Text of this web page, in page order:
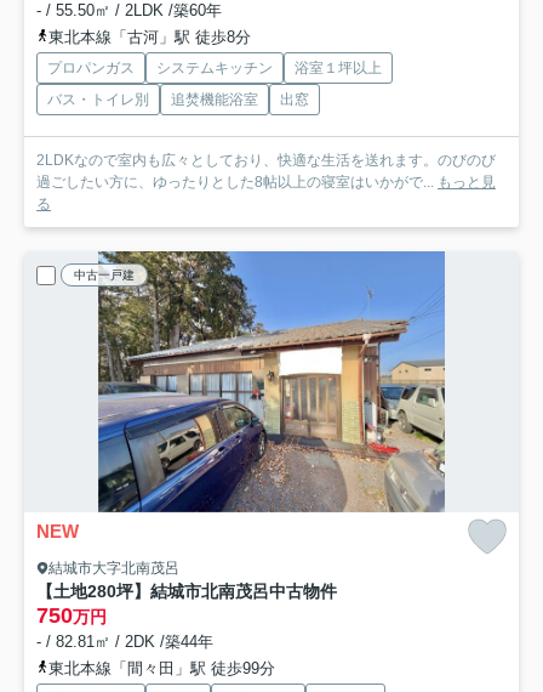
- / 55.50㎡ / 2LDK /築60年
東北本線「古河」駅 徒歩8分
プロパンガス システムキッチン
浴室１坪以上
バス・トイレ別
追焚機能浴室 出窓
2LDKなので室内も広々としており、快適な生活を送れます。のびのび
過ごしたい方に、ゆったりとした8帖以上の寝室はいかがで... もっと見
る
中古一戸建
NEW
結城市大字北南茂呂
【土地280坪】結城市北南茂呂中古物件
750万円
- / 82.81㎡ / 2DK /築44年
東北本線「間々田」駅 徒歩99分